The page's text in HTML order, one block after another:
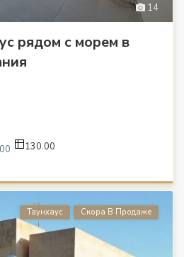
14
рядом с морем в
130.00
Таунхаус Скора В Продаже